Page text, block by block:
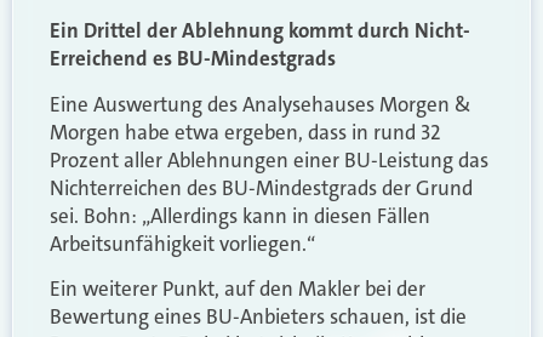
Ein Drittel der Ablehnung kommt durch Nicht-
Erreichend es BU-Mindestgrads
Eine Auswertung des Analysehauses Morgen &
Morgen habe etwa ergeben, dass in rund 32
Prozent aller Ablehnungen einer BU-Leistung das
Nichterreichen des BU-Mindestgrads der Grund
sei. Bohn: „Allerdings kann in diesen Fällen
Arbeitsunfähigkeit vorliegen.“
Ein weiterer Punkt, auf den Makler bei der
Bewertung eines BU-Anbieters schauen, ist die